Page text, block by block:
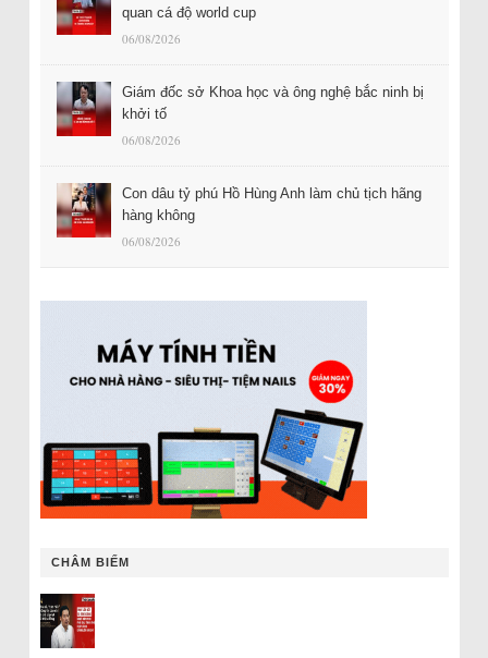
quan cá độ world cup
06/08/2026
Giám đốc sở Khoa học và ông nghệ bắc ninh bị
khởi tố
06/08/2026
Con dâu tỷ phú Hồ Hùng Anh làm chủ tịch hãng
hàng không
06/08/2026
CHÂM BIẾM